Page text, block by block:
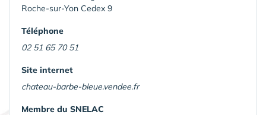
Roche-sur-Yon Cedex 9
Téléphone
02 51 65 70 51
Site internet
chateau-barbe-bleue.vendee.fr
Membre du SNELAC